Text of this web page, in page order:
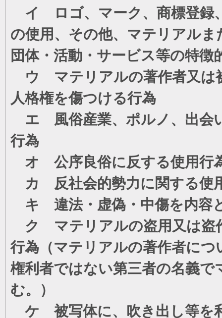
イ ロゴ、マーク、商標登録
の使用、その他、マテリアル
団体・活動・サービス等の特
ウ マテリアルの著作者又は
人格権を傷つける行為
エ 風俗産業、ポルノ、出会
行為
オ 公序良俗に反する使用行
カ 反社会的勢力に関する使
キ 違法・虚偽・中傷を内容
ク マテリアルの盗用又は盗
行為（マテリアルの著作者に
権利者ではない第三者の名義
む。）
ケ 被写体に、吹き出し等を